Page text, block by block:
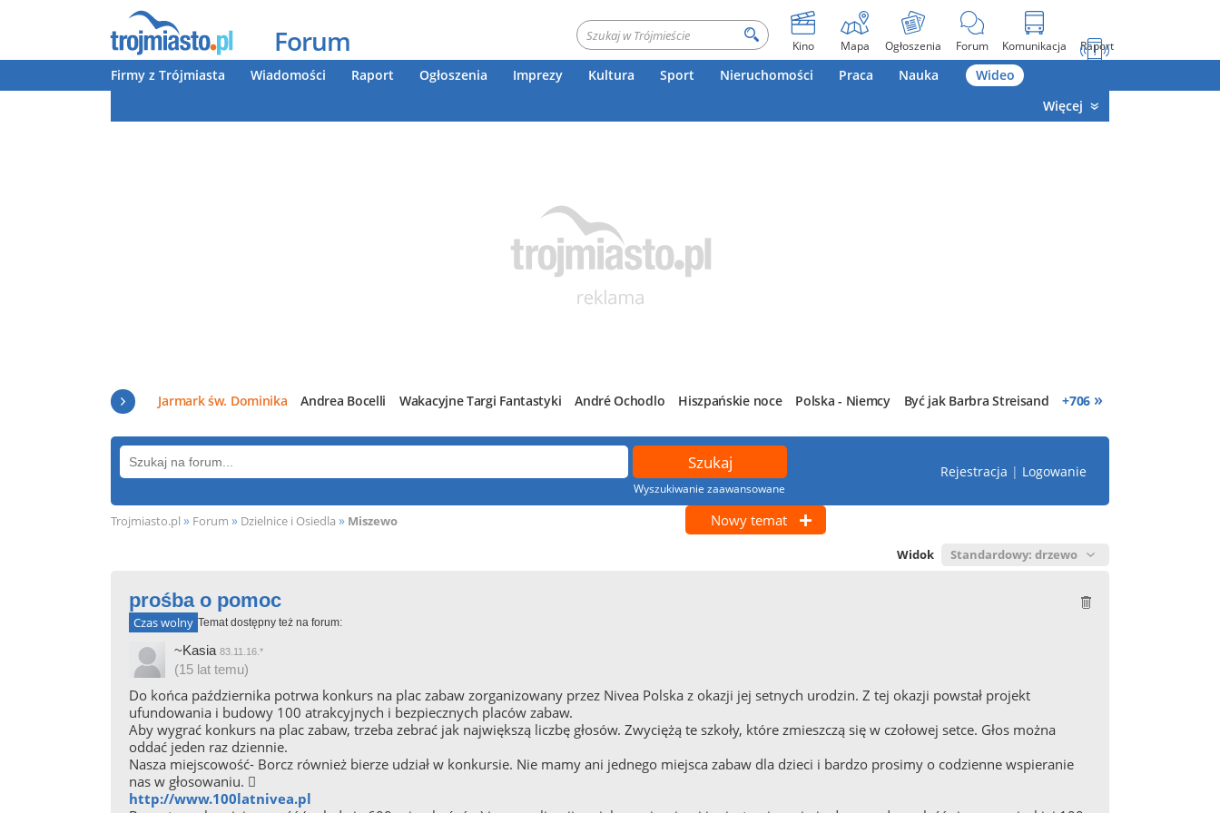
Forum Kino Mapa Ogłoszenia Forum Komunikacja Raport
Firmy z Trójmiasta Wiadomości Raport Ogłoszenia Imprezy Kultura Sport Nieruchomości Praca Nauka
Wideo
Więcej
Jarmark św. Dominika Andrea Bocelli Wakacyjne Targi Fantastyki André Ochodlo Hiszpańskie noce Polska - Niemcy Być jak Barbra Streisand +706 »
Wyszukiwanie zaawansowane
Rejestracja | Logowanie
Trojmiasto.pl » Forum » Dzielnice i Osiedla » Miszewo Nowy temat
Widok
prośba o pomoc
Czas wolny Temat dostępny też na forum:
~Kasia 83.11.16.*
(15 lat temu)
Do końca października potrwa konkurs na plac zabaw zorganizowany przez Nivea Polska z okazji jej setnych urodzin. Z tej okazji powstał projekt
ufundowania i budowy 100 atrakcyjnych i bezpiecznych placów zabaw.
Aby wygrać konkurs na plac zabaw, trzeba zebrać jak największą liczbę głosów. Zwyciężą te szkoły, które zmieszczą się w czołowej setce. Głos można
oddać jeden raz dziennie.
Nasza miejscowość- Borcz również bierze udział w konkursie. Nie mamy ani jednego miejsca zabaw dla dzieci i bardzo prosimy o codzienne wspieranie
nas w głosowaniu. 
http://www.100latnivea.pl